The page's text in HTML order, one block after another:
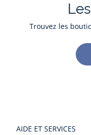
Trouvez les
AIDE ET SERVICES